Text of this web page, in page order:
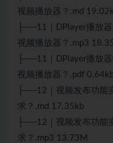
视频播放器？.md
├──11｜DPlayer播放
视频播放器？.mp3
├──11｜DPlayer播放
视频播放器？.pdf
├──12｜视频发布功能
求？.md 17.35kb
├──12｜视频发布功能
求？.mp3 13.73M